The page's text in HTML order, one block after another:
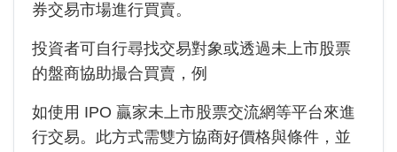
券交易市場進行買賣。
投資者可自行尋找交易對象或透過未上市股票
的盤商協助撮合買賣，例
如使用 IPO 贏家未上市股票交流網等平台來進
行交易。此方式需雙方協商好價格與條件，並